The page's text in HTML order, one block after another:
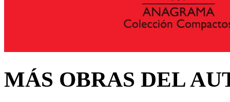
MÁS OBRAS DEL